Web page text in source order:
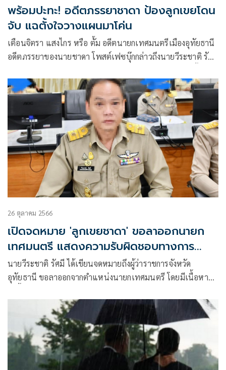
พร้อมปะทะ! อดีตภรรยาชาดา ป้องลูกเขยโดน
จับ แฉตั้งใจวางแผนมาโค่น
เตือนจิตรา แสงไกร หรือ ตั้ม อดีตนายกเทศมนตรีเมืองอุทัยธานี
อดีตภรรยาของนายชาดา โพสต์เฟซบุ๊กกล่าวถึงนายวีระชาติ รัศมี
ต้องไปสนอะไรแล้ว แม็คเป็นคนพูดน้อย สุภาพ นอบน้อมน่ารัก
.
26 ตุลาคม 2566
เปิดจดหมาย 'ลูกเขยชาดา' ขอลาออกนายก
เทศมนตรี แสดงความรับผิดชอบทางการ
เมือง
นายวีระชาติ รัศมี ได้เขียนจดหมายถึงผู้ว่าราชการจังหวัด
อุทัยธานี ขอลาออกจากตำแหน่งนายกเทศมนตรี โดยมีเนื้อหา
ตำบลตลุกดู่ อำเภอทัพทัน จังหวัดอุทัยธานี